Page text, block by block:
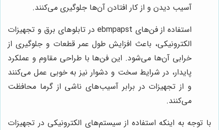
آسیب دیدن و از کار افتادن آن‌ها جلوگیری می‌کنند.
استفاده از فن‌های ebmpapst در تابلوهای برق و تجهیزات
الکترونیکی، باعث افزایش طول عمر قطعات و جلوگیری از
خرابی آن‌ها می‌شود. این فن‌ها با طراحی مقاوم و عملکرد
پایدار، در شرایط سخت و دشوار نیز به خوبی عمل می‌کنند
و از تجهیزات در برابر آسیب‌های ناشی از گرما محافظت
می‌کنند.
با توجه به اینکه استفاده از سیستم‌های الکترونیکی در تجهیزات